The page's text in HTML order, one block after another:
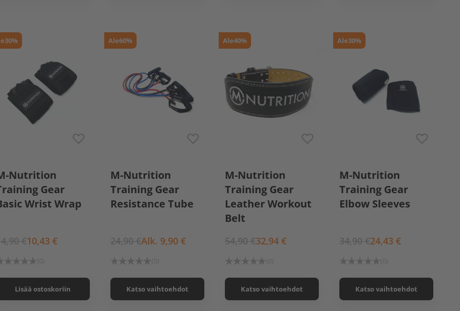
30%
Nutrition
Gear
Wrist Wrap
€10,43 €
Lisää ostoskoriin
Heavy Black
Ale60%
M-Nutrition
Training Gear
Resistance Tube
24,90 €Alk. 9,90 €
Katso vaihtoehdot
Ale40%
M-Nutrition
Training Gear
Leather Workout
Belt
54,90 €32,94 €
Katso vaihtoehdot
Ale30%
M-Nutrition
Training Gear
Elbow Sleeves
34,90 €24,43 €
Katso vaihtoehdot